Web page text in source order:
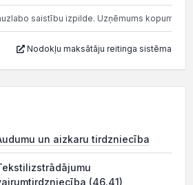
saistību izpilde. Uzņēmums kopumā
Nodokļu maksātāju reitinga sistēma
un aizkaru tirdzniecība
(46.41)